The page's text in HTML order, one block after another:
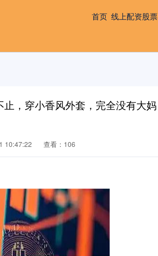
首页 线上配资股票
，穿小香风外套，完全没有大妈
10:47:22 查看：106